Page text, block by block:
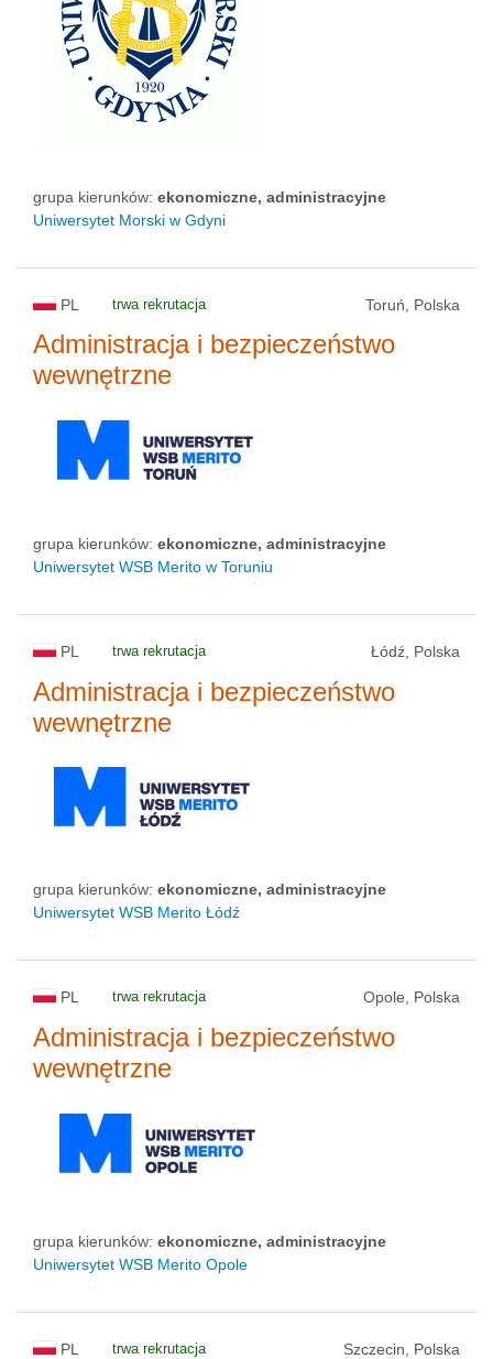
grupa kierunków: ekonomiczne, administracyjne
Uniwersytet Morski w Gdyni
PL trwa rekrutacja Toruń, Polska
Administracja i bezpieczeństwo
wewnętrzne
grupa kierunków: ekonomiczne, administracyjne
Uniwersytet WSB Merito w Toruniu
PL trwa rekrutacja Łódź, Polska
Administracja i bezpieczeństwo
wewnętrzne
grupa kierunków: ekonomiczne, administracyjne
Uniwersytet WSB Merito Łódź
PL trwa rekrutacja Opole, Polska
Administracja i bezpieczeństwo
wewnętrzne
grupa kierunków: ekonomiczne, administracyjne
Uniwersytet WSB Merito Opole
PL trwa rekrutacja Szczecin, Polska